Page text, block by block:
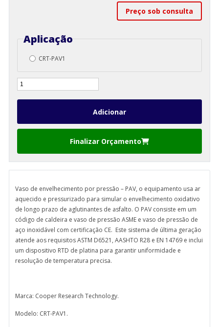
Preço sob consulta
Aplicação
CRT-PAV1
Finalizar Orçamento
Vaso de envelhecimento por pressão – PAV, o equipamento usa ar
aquecido e pressurizado para simular o envelhecimento oxidativo
de longo prazo de aglutinantes de asfalto. O PAV consiste em um
código de caldeira e vaso de pressão ASME e vaso de pressão de
aço inoxidável com certificação CE. Este sistema de última geração
atende aos requisitos ASTM D6521, AASHTO R28 e EN 14769 e inclui
um dispositivo RTD de platina para garantir uniformidade e
resolução de temperatura precisa.
Marca: Cooper Research Technology.
Modelo: CRT-PAV1.